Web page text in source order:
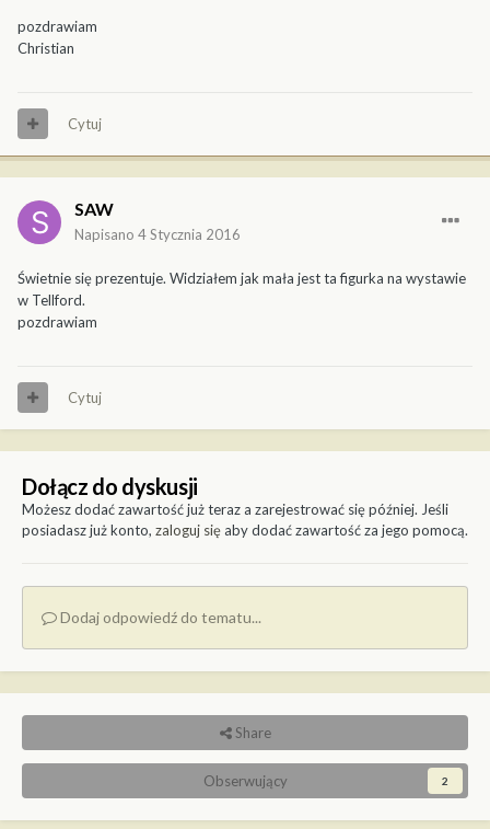
pozdrawiam
Christian
Cytuj
SAW
Napisano 4 Stycznia 2016
Świetnie się prezentuje. Widziałem jak mała jest ta figurka na wystawie
w Tellford.
pozdrawiam
Cytuj
Dołącz do dyskusji
Możesz dodać zawartość już teraz a zarejestrować się później. Jeśli
posiadasz już konto, zaloguj sięaby dodać zawartość za jego pomocą.
Dodaj odpowiedź do tematu...
Share
Obserwujący 2